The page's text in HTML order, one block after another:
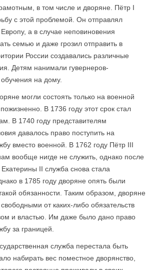
в том числе и дворяне. Пётр I
с этой проблемой. Он отправлял
а в случае неповиновения
семью и даже грозил отправить в
России создавались различные
Детям нанимали гувернеров-
на дому.
могли состоять только на военной
В 1736 году этот срок стал
В 1740 году представителям
давалось право поступить на
вместо военной. В 1762 году Пётр III
вообще нигде не служить, однако после
Екатерины II служба снова стала
в 1785 году дворяне опять были
обязанности. Таким образом, дворяне
от каких-либо обязательств
и властью. Им даже было дано право
за границей.
служба перестала быть
набирать вес поместное дворянство,